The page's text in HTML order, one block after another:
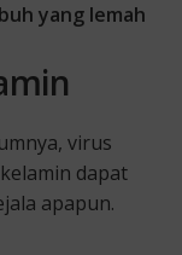
yang lemah
virus
dapat
apapun.